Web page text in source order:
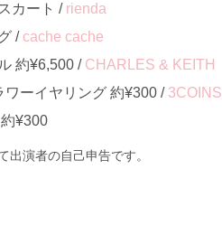
カート / rienda
/ cache cache
約¥6,500 / CHARLES & KEITH
ーイヤリング 約¥300 / 3COINS
¥300
演者の自己申告です。